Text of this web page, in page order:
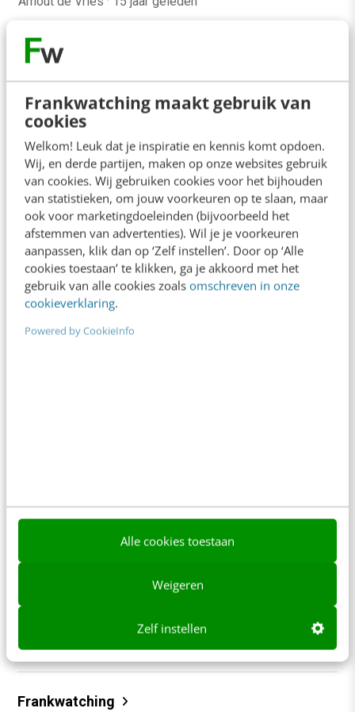
Frankwatching maakt gebruik van
cookies
Welkom! Leuk dat je inspiratie en kennis komt opdoen.
Wij, en derde partijen, maken op onze websites gebruik
van cookies. Wij gebruiken cookies voor het bijhouden
van statistieken, om jouw voorkeuren op te slaan, maar
ook voor marketingdoeleinden (bijvoorbeeld het
afstemmen van advertenties). Wil je je voorkeuren
aanpassen, klik dan op ‘Zelf instellen’. Door op ‘Alle
cookies toestaan’ te klikken, ga je akkoord met het
gebruik van alle cookies zoals omschreven in onze
cookieverklaring.
Powered by CookieInfo
Alle cookies toestaan
Weigeren
Zelf instellen
ONLINE MASTERCLASS
De nieuwe SEO- & GEO-
spelregels
In 2,5 uur van Google-first naar AI-first: zo wordt je
Redactie
Frankwatching